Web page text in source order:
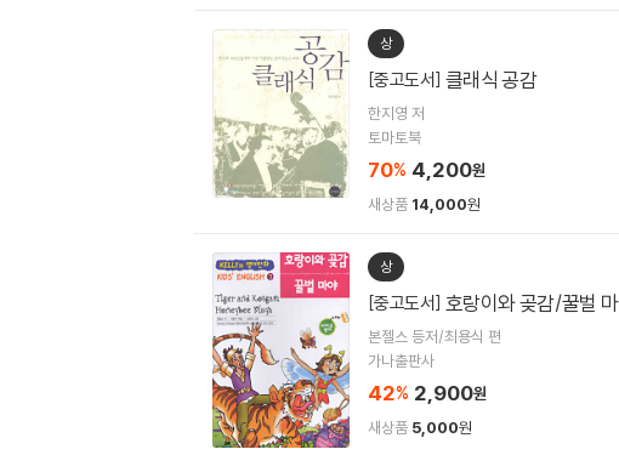
상
[중고도서] 클래식 공감
한지영 저
토마토북
70% 4,200원
새상품 14,000원
상
[중고도서] 호랑이와 곶감/꿀벌
본젤스 등저/최용식 편
가나출판사
42% 2,900원
새상품 5,000원